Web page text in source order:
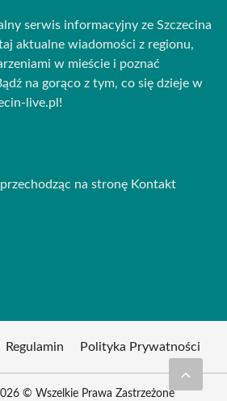
serwis informacyjny ze Szczecina
aktualne wiadomości z regionu,
w mieście i poznać
na gorąco z tym, co się dzieje w
live.pl!
na stronę Kontakt
Regulamin Polityka Prywatności
© Wszelkie Prawa Zastrzeżone